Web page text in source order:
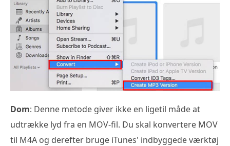
Dom: Denne metode giver ikke en ligetil måde at
udtrække lyd fra en MOV-fil. Du skal konvertere MOV
til M4A og derefter bruge iTunes' indbyggede værktøj